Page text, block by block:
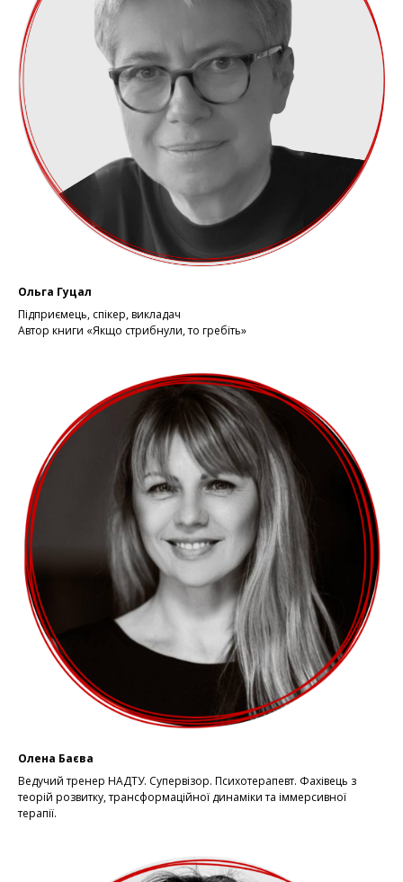
Ольга Гуцал
Підприємець, спікер, викладач
Автор книги «Якщо стрибнули, то гребіть»
Олена Баєва
Ведучий тренер НАДТУ. Супервізор. Психотерапевт. Фахівець з
теорій розвитку, трансформаційної динаміки та іммерсивної
терапії.